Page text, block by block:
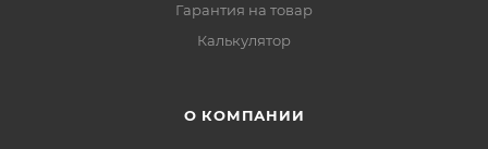
Гарантия на товар
Калькулятор
О КОМПАНИИ